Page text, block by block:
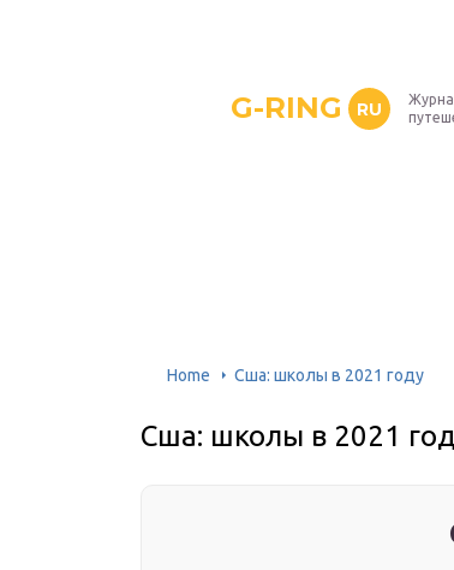
G-RING RU
Home Сша: школы в 2021 году
Сша: школы в 2021